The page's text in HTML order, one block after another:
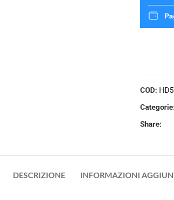
COD:
Share:
DESCRIZIONE INFORMAZIONI